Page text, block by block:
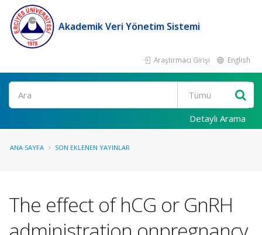
Akademik Veri Yönetim Sistemi
Araştırmacı Girişi English
Ara
Detaylı Arama
ANA SAYFA SON EKLENEN YAYINLAR
The effect of hCG or GnRH